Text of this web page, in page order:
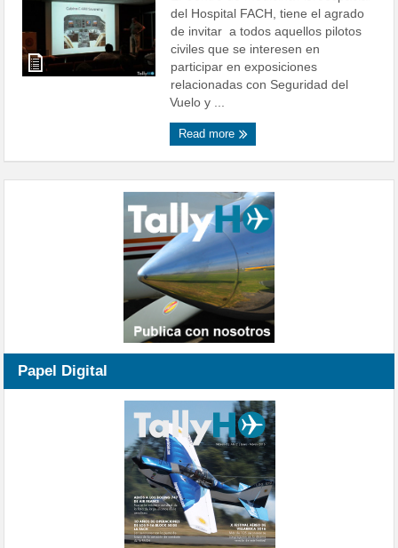
del Hospital FACH, tiene el agrado
de invitar a todos aquellos pilotos
civiles que se interesen en
participar en exposiciones
relacionadas con Seguridad del
Vuelo y ...
Read more
Papel Digital